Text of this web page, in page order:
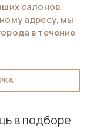
салонов.
адресу, мы
в течение
в подборе